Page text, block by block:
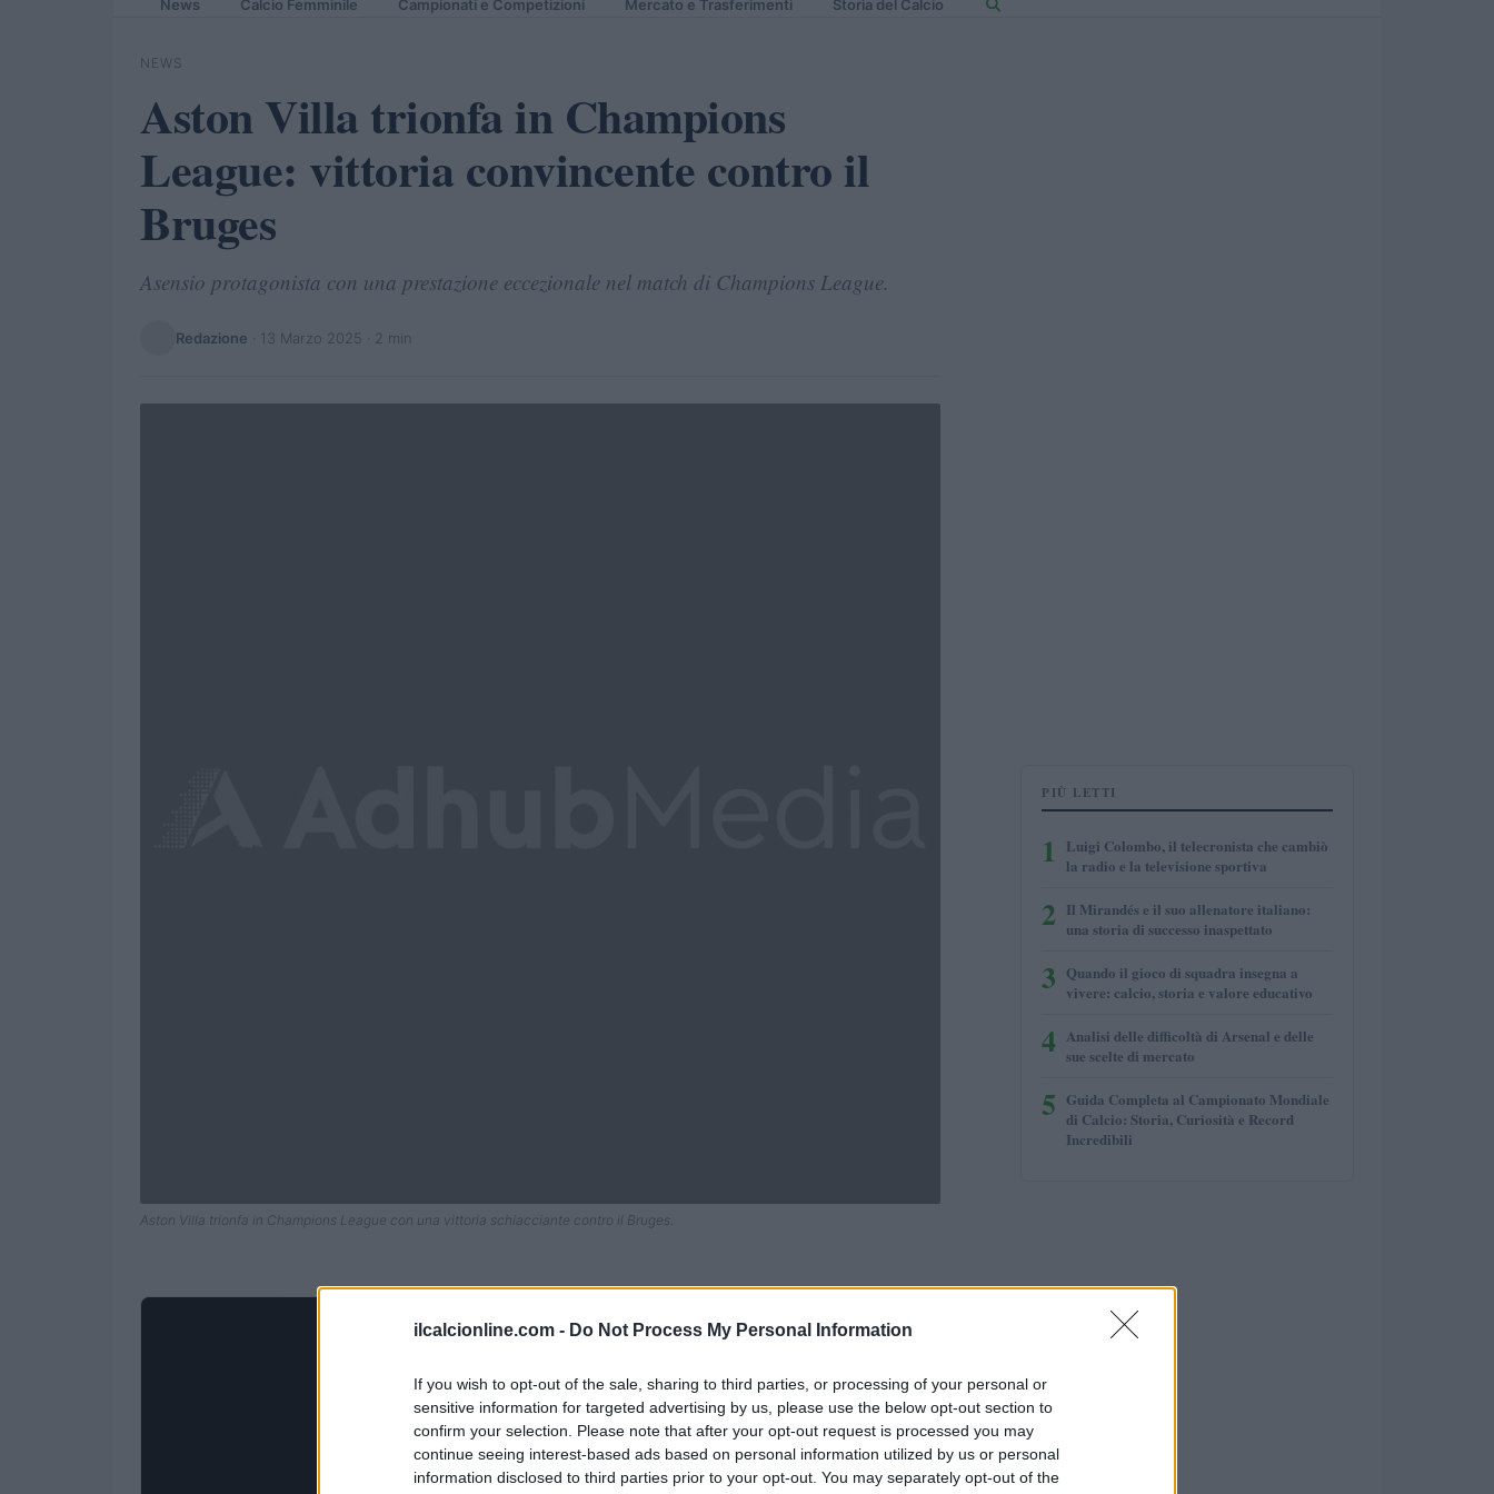
ilcalcionline.com - Do Not Process My Personal Information
If you wish to opt-out of the sale, sharing to third parties, or processing of your personal or
sensitive information for targeted advertising by us, please use the below opt-out section to
confirm your selection. Please note that after your opt-out request is processed you may
continue seeing interest-based ads based on personal information utilized by us or personal
information disclosed to third parties prior to your opt-out. You may separately opt-out of the
News Calcio Femminile Campionati e Competizioni Mercato e Trasferimenti Storia del Calcio
NEWS
Aston Villa trionfa in Champions
League: vittoria convincente contro il
Bruges
Asensio protagonista con una prestazione eccezionale nel match di Champions League.
Redazione 13 Marzo 2025 · 2 min
Aston Villa trionfa in Champions League con una vittoria schiacciante contro il Bruges.
PIÙ LETTI
1
Luigi Colombo, il telecronista che cambiò
la radio e la televisione sportiva
2 Il Mirandés e il suo allenatore italiano:
una storia di successo inaspettato
3 Quando il gioco di squadra insegna a
vivere: calcio, storia e valore educativo
4 Analisi delle difficoltà di Arsenal e delle
sue scelte di mercato
5 Guida Completa al Campionato Mondiale
di Calcio: Storia, Curiosità e Record
Incredibili